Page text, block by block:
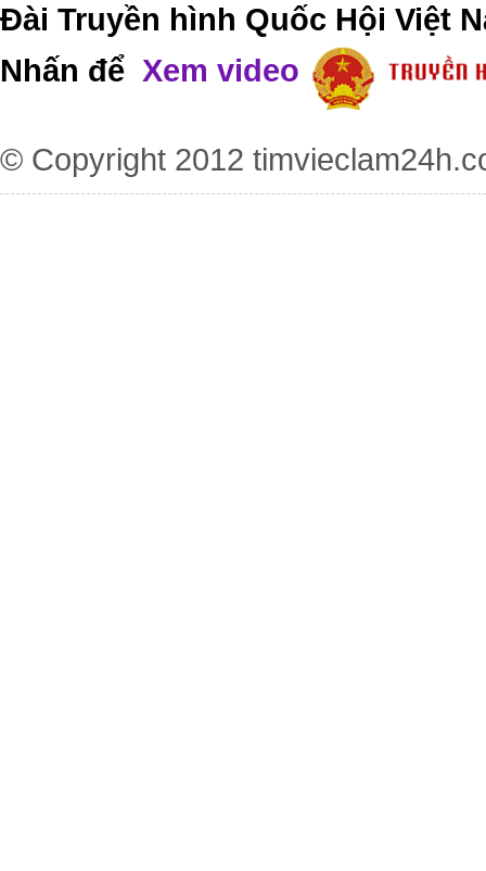
Đài Truyền hình Quốc Hội Việt
Nhấn để Xem video
© Copyright 2012